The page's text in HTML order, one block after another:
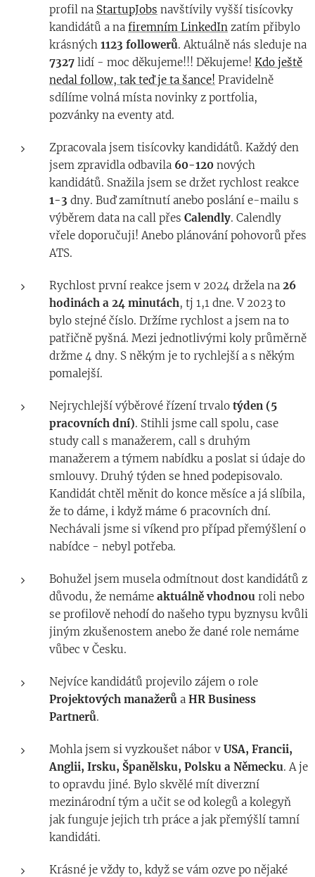
profil na StartupJobs navštívily vyšší tisícovky
kandidátů a na firemním LinkedIn zatím přibylo
krásných 1123 followerů. Aktuálně nás sleduje na
7327 lidí - moc děkujeme!!! Děkujeme! Kdo ještě
nedal follow, tak teď je ta šance! Pravidelně
sdílíme volná místa novinky z portfolia,
pozvánky na eventy atd.
Zpracovala jsem tisícovky kandidátů. Každý den
jsem zpravidla odbavila 60-120 nových
kandidátů. Snažila jsem se držet rychlost reakce
1-3 dny. Buď zamítnutí anebo poslání e-mailu s
výběrem data na call přes Calendly. Calendly
vřele doporučuji! Anebo plánování pohovorů přes
ATS.
Rychlost první reakce jsem v 2024 držela na 26
hodinách a 24 minutách, tj 1,1 dne. V 2023 to
bylo stejné číslo. Držíme rychlost a jsem na to
patřičně pyšná. Mezi jednotlivými koly průměrně
držme 4 dny. S někým je to rychlejší a s někým
pomalejší.
Nejrychlejší výběrové řízení trvalo týden (5
pracovních dní). Stihli jsme call spolu, case
study call s manažerem, call s druhým
manažerem a týmem nabídku a poslat si údaje do
smlouvy. Druhý týden se hned podepisovalo.
Kandidát chtěl měnit do konce měsíce a já slíbila,
že to dáme, i když máme 6 pracovních dní.
Nechávali jsme si víkend pro případ přemýšlení o
nabídce - nebyl potřeba.
Bohužel jsem musela odmítnout dost kandidátů z
důvodu, že nemáme aktuálně vhodnou roli nebo
se profilově nehodí do našeho typu byznysu kvůli
jiným zkušenostem anebo že dané role nemáme
vůbec v Česku.
Nejvíce kandidátů projevilo zájem o role
Projektových manažerů a HR Business
Partnerů.
Mohla jsem si vyzkoušet nábor v USA, Francii,
Anglii, Irsku, Španělsku, Polsku a Německu. A je
to opravdu jiné. Bylo skvělé mít diverzní
mezinárodní tým a učit se od kolegů a kolegyň
jak funguje jejich trh práce a jak přemýšlí tamní
kandidáti.
Krásné je vždy to, když se vám ozve po nějaké